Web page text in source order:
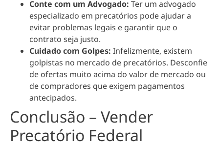
Conte com um Advogado: Ter um advogado
especializado em precatórios pode ajudar a
evitar problemas legais e garantir que o
contrato seja justo.
Cuidado com Golpes: Infelizmente, existem
golpistas no mercado de precatórios. Desconfie
de ofertas muito acima do valor de mercado ou
de compradores que exigem pagamentos
antecipados.
Conclusão – Vender
Precatório Federal